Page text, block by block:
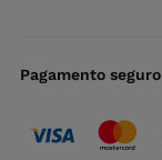
Pagamento seguro